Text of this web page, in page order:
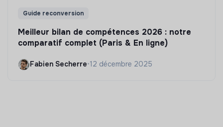
Guide reconversion
Meilleur bilan de compétences 2026 : notre
comparatif complet (Paris & En ligne)
Fabien Secherre•12 décembre 2025